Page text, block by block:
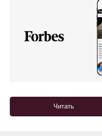
Читать